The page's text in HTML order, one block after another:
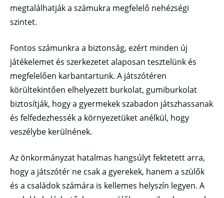
megtalálhatják a számukra megfelelő nehézségi
szintet.
Fontos számunkra a biztonság, ezért minden új
játékelemet és szerkezetet alaposan tesztelünk és
megfelelően karbantartunk. A játszótéren
körültekintően elhelyezett burkolat, gumiburkolat
biztosítják, hogy a gyermekek szabadon játszhassanak
és felfedezhessék a környezetüket anélkül, hogy
veszélybe kerülnének.
Az önkormányzat hatalmas hangsúlyt fektetett arra,
hogy a játszótér ne csak a gyerekek, hanem a szülők
és a családok számára is kellemes helyszín legyen. A